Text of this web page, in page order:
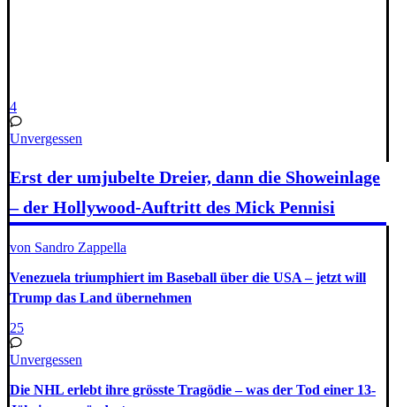
4
Unvergessen
Erst der umjubelte Dreier, dann die Showeinlage
– der Hollywood-Auftritt des Mick Pennisi
von Sandro Zappella
Venezuela triumphiert im Baseball über die USA – jetzt will
Trump das Land übernehmen
25
Unvergessen
Die NHL erlebt ihre grösste Tragödie – was der Tod einer 13-